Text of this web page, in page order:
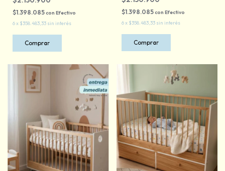
$1.398.085con Efectivo
6x $358.483,33 sin interés
Comprar
$1.398.085con Efectivo
6x $358.483,33 sin interés
Comprar